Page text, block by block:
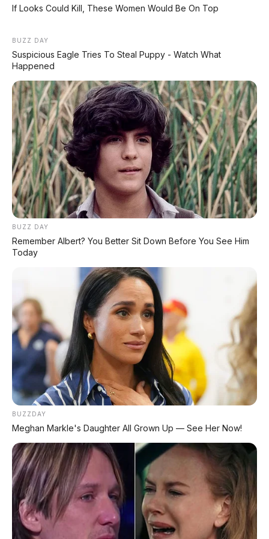
MG 4X: SUV Listrik Kompak dengan Baterai
Semi-Solid-State & Range 610 Km
If Looks Could Kill, These Women Would Be On Top
BUZZ DAY
Suspicious Eagle Tries To Steal Puppy - Watch What
Happened
BUZZ DAY
Remember Albert? You Better Sit Down Before You See Him
Today
BUZZDAY
Meghan Markle's Daughter All Grown Up — See Her Now!